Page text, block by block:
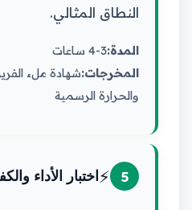
النطاق المثالي.
المدة:3-4 ساعات
المخرجات:شهادة ملء
والحرارة الرسمية
5
⚡ اختبار الأداء